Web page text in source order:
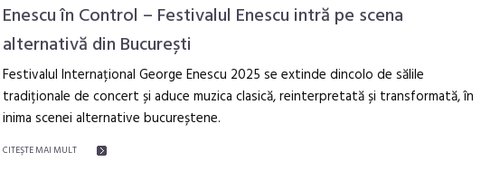
Enescu în Control – Festivalul Enescu intră pe scena
alternativă din București
Festivalul Internațional George Enescu 2025 se extinde dincolo de sălile
tradiționale de concert și aduce muzica clasică, reinterpretată și transformată, în
inima scenei alternative bucureștene.
CITEŞTE MAI MULT